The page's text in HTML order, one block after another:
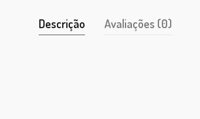
Descrição Avaliações (0)